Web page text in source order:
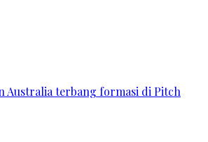
Australia terbang formasi di Pitch